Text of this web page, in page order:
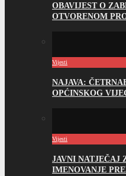
OBAVIJEST O
OTVORENOM
Vijesti
NAJAVA:
OPĆINSKOG
Vijesti
JAVNI NATJEČAJ
IMENOVANJE